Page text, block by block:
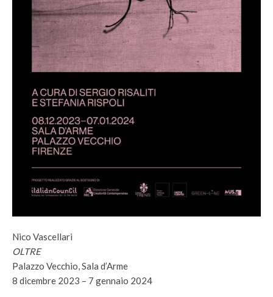
Nico Vascellari
OLTRE
Palazzo Vecchio, Sala d’Arme
8 dicembre 2023 – 7 gennaio 2024